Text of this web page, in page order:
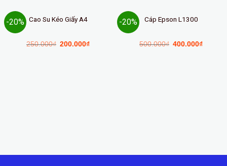
-20% Cao Su Kéo Giấy A4
250.000₫ 200.000₫
-20% Cáp Epson L1300
500.000₫ 400.000₫